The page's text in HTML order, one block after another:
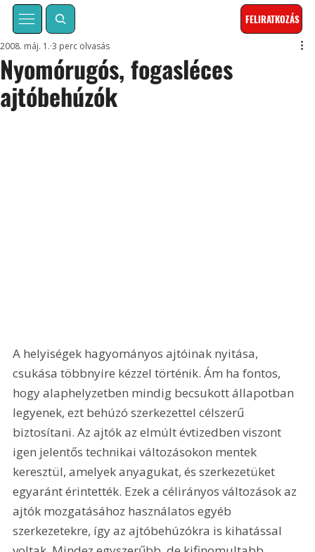
FELIRATKOZÁS
Nyomórugós, fogasléces
ajtóbehúzók
2008. máj. 1. 3 perc olvasás
A helyiségek hagyományos ajtóinak nyitása,
csukása többnyire kézzel történik. Ám ha fontos,
hogy alaphelyzetben mindig becsukott állapotban
legyenek, ezt behúzó szerkezettel célszerű
biztosítani. Az ajtók az elmúlt évtizedben viszont
igen jelentős technikai változásokon mentek
keresztül, amelyek anyagukat, és szerkezetüket
egyaránt érintették. Ezek a célirányos változások az
ajtók mozgatásához használatos egyéb
szerkezetekre, így az ajtóbehúzókra is kihatással